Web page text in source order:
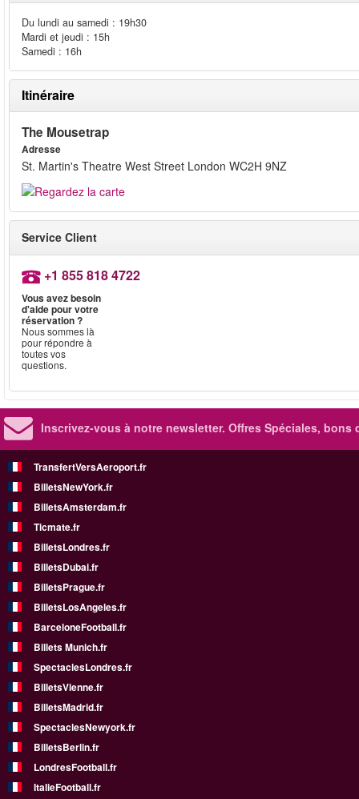
Du lundi au samedi : 19h30
Mardi et jeudi : 15h
Samedi : 16h
Itinéraire
The Mousetrap
Adresse
St. Martin's Theatre West Street London WC2H 9NZ
Service Client
+1 855 818 4722
Vous avez besoin
d'aide pour votre
réservation ?
Nous sommes là
pour répondre à
toutes vos
questions.
Inscrivez-vous à notre newsletter. Offres Spéciales, bons
TransfertVersAeroport.fr
BilletsNewYork.fr
BilletsAmsterdam.fr
Ticmate.fr
BilletsLondres.fr
BilletsDubai.fr
BilletsPrague.fr
BilletsLosAngeles.fr
BarceloneFootball.fr
Billets Munich.fr
SpectaclesLondres.fr
BilletsVienne.fr
BilletsMadrid.fr
SpectaclesNewyork.fr
BilletsBerlin.fr
LondresFootball.fr
ItalieFootball.fr